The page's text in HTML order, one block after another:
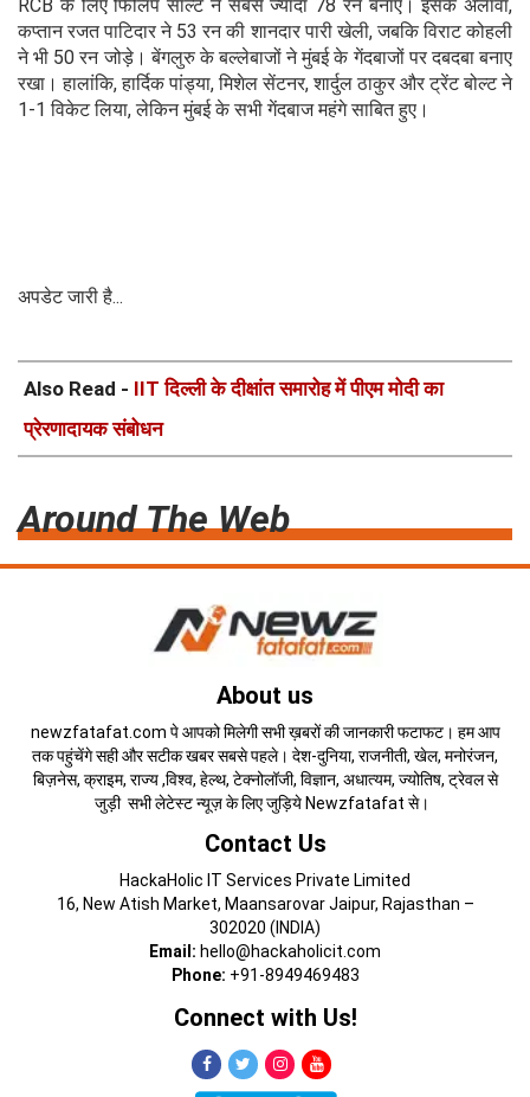
RCB के लिए फिलिप सॉल्ट ने सबसे ज्यादा 78 रन बनाए। इसके अलावा,
कप्तान रजत पाटिदार ने 53 रन की शानदार पारी खेली, जबकि विराट कोहली
ने भी 50 रन जोड़े। बेंगलुरु के बल्लेबाजों ने मुंबई के गेंदबाजों पर दबदबा बनाए
रखा। हालांकि, हार्दिक पांड्या, मिशेल सेंटनर, शार्दुल ठाकुर और ट्रेंट बोल्ट ने
1-1 विकेट लिया, लेकिन मुंबई के सभी गेंदबाज महंगे साबित हुए।
अपडेट जारी है...
Also Read - IIT दिल्ली के दीक्षांत समारोह में पीएम मोदी का
प्रेरणादायक संबोधन
Around The Web
About us
newzfatafat.com पे आपको मिलेगी सभी ख़बरों की जानकारी फटाफट। हम आप
तक पहुंचेंगे सही और सटीक खबर सबसे पहले। देश-दुनिया, राजनीती, खेल, मनोरंजन,
बिज़नेस, क्राइम, राज्य ,विश्व, हेल्थ, टेक्नोलॉजी, विज्ञान, अधात्यम, ज्योतिष, ट्रेवल से
जुड़ी सभी लेटेस्ट न्यूज़ के लिए जुड़िये Newzfatafat से।
Contact Us
HackaHolic IT Services Private Limited
16, New Atish Market, Maansarovar Jaipur, Rajasthan –
302020 (INDIA)
Email: hello@hackaholicit.com
Phone: +91-8949469483
Connect with Us!